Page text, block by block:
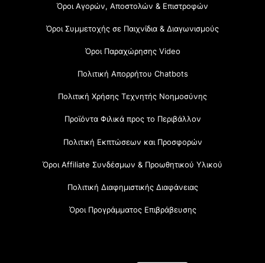
Όροι Αγορών, Αποστολών & Επιστροφών
Όροι Συμμετοχής σε Παιχνίδια & Διαγωνισμούς
Όροι Παραχώρησης Video
Πολιτική Απορρήτου Chatbots
Πολιτική Χρήσης Τεχνητής Νοημοσύνης
Προϊόντα Φιλικά προς το Περιβάλλον
Πολιτική Εκπτώσεων και Προσφορών
Όροι Affiliate Συνδέσμων & Προωθητικού Υλικού
Πολιτική Διαφημιστικής Διαφάνειας
Όροι Προγράμματος Επιβράβευσης